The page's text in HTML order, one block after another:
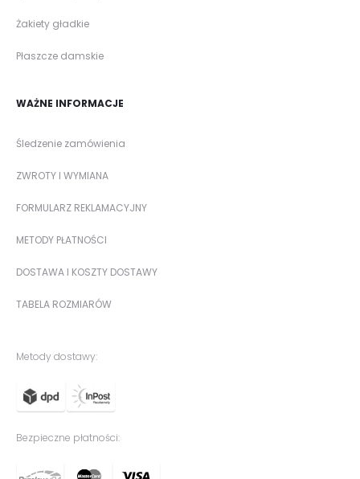
Żakiety gładkie
Płaszcze damskie
WAŻNE INFORMACJE
Śledzenie zamówienia
ZWROTY I WYMIANA
FORMULARZ REKLAMACYJNY
METODY PŁATNOŚCI
DOSTAWA I KOSZTY DOSTAWY
TABELA ROZMIARÓW
Metody dostawy:
Bezpieczne płatności: